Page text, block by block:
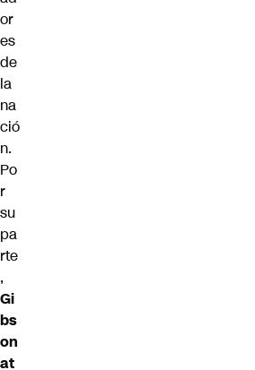
or
es
de
la
na
ció
n.
Po
r
su
pa
rte
,
Gi
bs
on
at